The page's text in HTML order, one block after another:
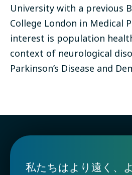
University with a previous
College London in Medical
interest is population
context of neurological
Parkinson’s Disease and
私たちはより遠く、